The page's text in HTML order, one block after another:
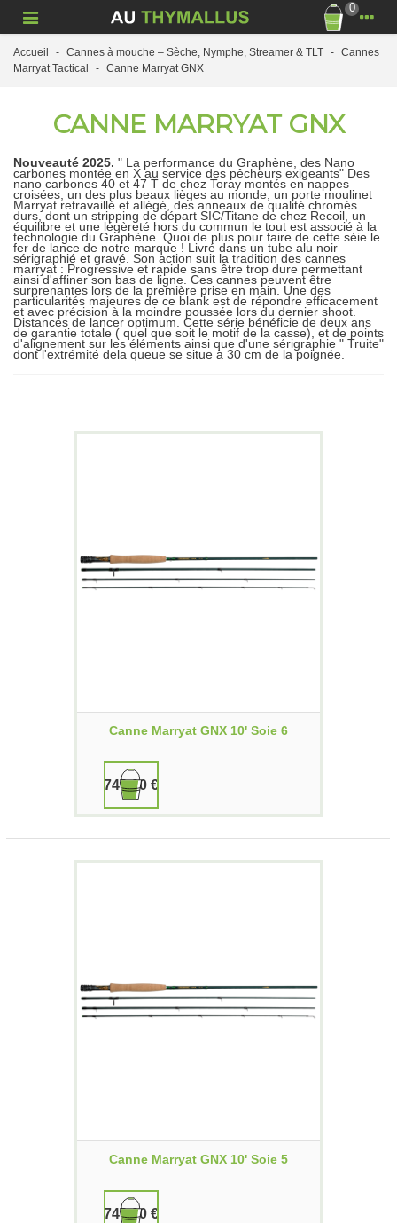
0
Accueil - Cannes à mouche – Sèche, Nymphe, Streamer & TLT - Cannes
Marryat Tactical
- Canne Marryat GNX
CANNE MARRYAT GNX
Nouveauté 2025. " La performance du Graphène, des Nano
carbones montée en X au service des pêcheurs exigeants" Des
nano carbones 40 et 47 T de chez Toray montés en nappes
croisées, un des plus beaux lièges au monde, un porte moulinet
Marryat retravaillé et allégé, des anneaux de qualité chromés
durs, dont un stripping de départ SIC/Titane de chez Recoil, un
équilibre et une légèreté hors du commun le tout est associé à la
technologie du Graphène. Quoi de plus pour faire de cette séie le
fer de lance de notre marque ! Livré dans un tube alu noir
sérigraphié et gravé. Son action suit la tradition des cannes
marryat : Progressive et rapide sans être trop dure permettant
ainsi d'affiner son bas de ligne. Ces cannes peuvent être
surprenantes lors de la première prise en main. Une des
particularités majeures de ce blank est de répondre efficacement
et avec précision à la moindre poussée lors du dernier shoot.
Distances de lancer optimum. Cette série bénéficie de deux ans
de garantie totale ( quel que soit le motif de la casse), et de points
d'alignement sur les éléments ainsi que d'une sérigraphie " Truite"
dont l'extrémité dela queue se situe à 30 cm de la poignée.
Canne Marryat GNX 10' Soie 6
749,00 €
Canne Marryat GNX 10' Soie 5
749,00 €